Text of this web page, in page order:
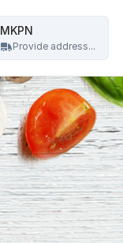
MKPN
Provide address...